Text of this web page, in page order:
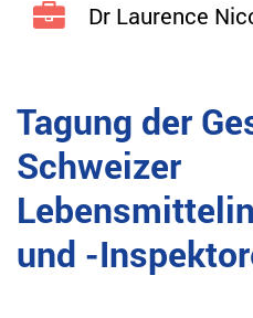
Dr Laurence
Tagung der
Schweizer
und -